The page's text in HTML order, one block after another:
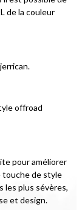
de la couleur
offroad
pour améliorer
de style
les plus sévères,
et design.